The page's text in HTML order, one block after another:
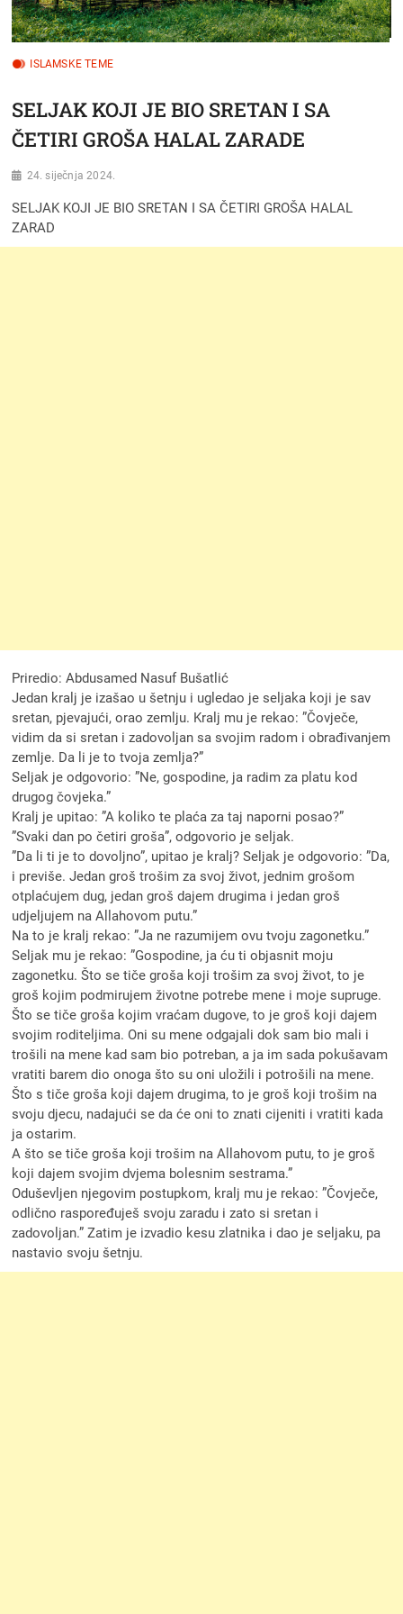
ISLAMSKE TEME
SELJAK KOJI JE BIO SRETAN I SA
ČETIRI GROŠA HALAL ZARADE
24. siječnja 2024.
SELJAK KOJI JE BIO SRETAN I SA ČETIRI GROŠA HALAL
ZARAD
Priredio: Abdusamed Nasuf Bušatlić
Jedan kralj je izašao u šetnju i ugledao je seljaka koji je sav
sretan, pjevajući, orao zemlju. Kralj mu je rekao: ”Čovječe,
vidim da si sretan i zadovoljan sa svojim radom i obrađivanjem
zemlje. Da li je to tvoja zemlja?”
Seljak je odgovorio: ”Ne, gospodine, ja radim za platu kod
drugog čovjeka.”
Kralj je upitao: ”A koliko te plaća za taj naporni posao?”
”Svaki dan po četiri groša”, odgovorio je seljak.
”Da li ti je to dovoljno”, upitao je kralj? Seljak je odgovorio: ”Da,
i previše. Jedan groš trošim za svoj život, jednim grošom
otplaćujem dug, jedan groš dajem drugima i jedan groš
udjeljujem na Allahovom putu.”
Na to je kralj rekao: ”Ja ne razumijem ovu tvoju zagonetku.”
Seljak mu je rekao: ”Gospodine, ja ću ti objasnit moju
zagonetku. Što se tiče groša koji trošim za svoj život, to je
groš kojim podmirujem životne potrebe mene i moje supruge.
Što se tiče groša kojim vraćam dugove, to je groš koji dajem
svojim roditeljima. Oni su mene odgajali dok sam bio mali i
trošili na mene kad sam bio potreban, a ja im sada pokušavam
vratiti barem dio onoga što su oni uložili i potrošili na mene.
Što s tiče groša koji dajem drugima, to je groš koji trošim na
svoju djecu, nadajući se da će oni to znati cijeniti i vratiti kada
ja ostarim.
A što se tiče groša koji trošim na Allahovom putu, to je groš
koji dajem svojim dvjema bolesnim sestrama.”
Oduševljen njegovim postupkom, kralj mu je rekao: ”Čovječe,
odlično raspoređuješ svoju zaradu i zato si sretan i
zadovoljan.” Zatim je izvadio kesu zlatnika i dao je seljaku, pa
nastavio svoju šetnju.